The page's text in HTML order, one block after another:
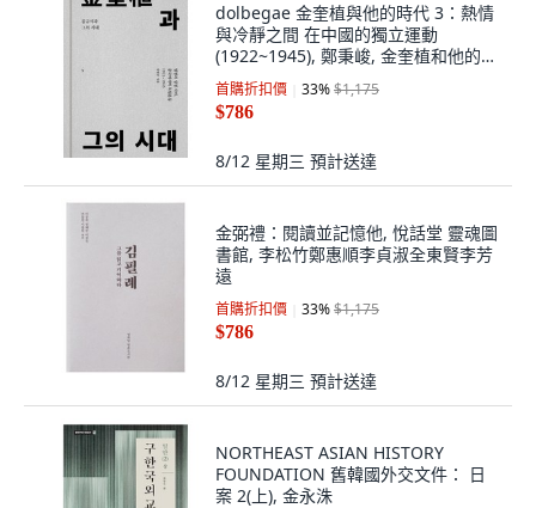
dolbegae 金奎植與他的時代 3：熱情
與冷靜之間 在中國的獨立運動
(1922~1945), 鄭秉峻, 金奎植和他的時
代3, 鄭秉俊 (作者)
首購折扣價 33%$1,175
$786
8/12 星期三 預計送達
金弼禮：閱讀並記憶他, 悅話堂 靈魂圖
書館, 李松竹鄭惠順李貞淑全東賢李芳
遠
首購折扣價 33%$1,175
$786
8/12 星期三 預計送達
NORTHEAST ASIAN HISTORY
FOUNDATION 舊韓國外交文件： 日
案 2(上), 金永洙